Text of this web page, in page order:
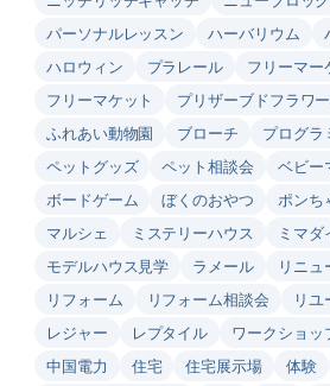
パーソナルレッスン
ハーバリウム
ハロウィン
プラレール
フリーマー
フリーマケット
プリザーブドフラワ
ふれあい動物園
ブローチ プログラ
ペットグッズ
ペット相談会
ベビー
ボードゲーム
ぼくのおやつ ポンち
マルシェ
ミステリーハウス
ミマダ
モデルハウス見学
ラメール
リニ
リフォーム
リフォーム相談会 リユ
レジャー
レプタイル ワークショッ
中国電力
住宅 住宅展示場 体験